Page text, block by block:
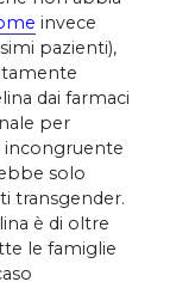
invece
pazienti),
dai farmaci
per
incongruente
solo
transgender.
è di oltre
le famiglie